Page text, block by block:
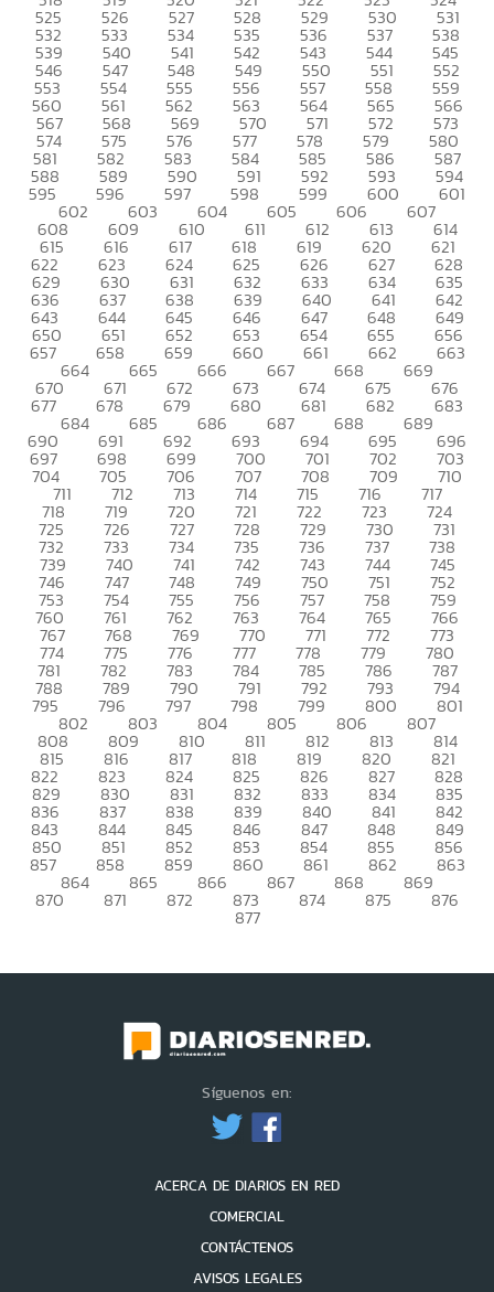
525 526 527 528 529 530 531
532 533 534 535 536 537 538
539 540 541 542 543 544 545
546 547 548 549 550 551 552
553 554 555 556 557 558 559
560 561 562 563 564 565 566
567 568 569 570 571 572 573
574 575 576 577 578 579 580
581 582 583 584 585 586 587
588 589 590 591 592 593 594
595 596 597 598 599 600 601
602 603 604 605 606 607
608 609 610 611 612 613 614
615 616 617 618 619 620 621
622 623 624 625 626 627 628
629 630 631 632 633 634 635
636 637 638 639 640 641 642
643 644 645 646 647 648 649
650 651 652 653 654 655 656
657 658 659 660 661 662 663
664 665 666 667 668 669
670 671 672 673 674 675 676
677 678 679 680 681 682 683
684 685 686 687 688 689
690 691 692 693 694 695 696
697 698 699 700 701 702 703
704 705 706 707 708 709 710
711 712 713 714 715 716 717
718 719 720 721 722 723 724
725 726 727 728 729 730 731
732 733 734 735 736 737 738
739 740 741 742 743 744 745
746 747 748 749 750 751 752
753 754 755 756 757 758 759
760 761 762 763 764 765 766
767 768 769 770 771 772 773
774 775 776 777 778 779 780
781 782 783 784 785 786 787
788 789 790 791 792 793 794
795 796 797 798 799 800 801
802 803 804 805 806 807
808 809 810 811 812 813 814
815 816 817 818 819 820 821
822 823 824 825 826 827 828
829 830 831 832 833 834 835
836 837 838 839 840 841 842
843 844 845 846 847 848 849
850 851 852 853 854 855 856
857 858 859 860 861 862 863
864 865 866 867 868 869
870 871 872 873 874 875 876
877
Síguenos en:
ACERCA DE DIARIOS EN RED
COMERCIAL
CONTÁCTENOS
AVISOS LEGALES